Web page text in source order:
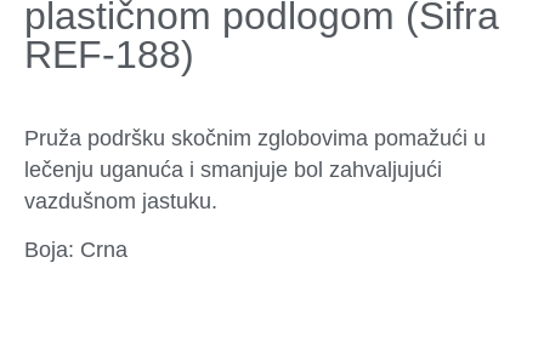
plastičnom podlogom (Šifra
REF-188)
Pruža podršku skočnim zglobovima pomažući u
lečenju uganuća i smanjuje bol zahvaljujući
vazdušnom jastuku.
Boja: Crna